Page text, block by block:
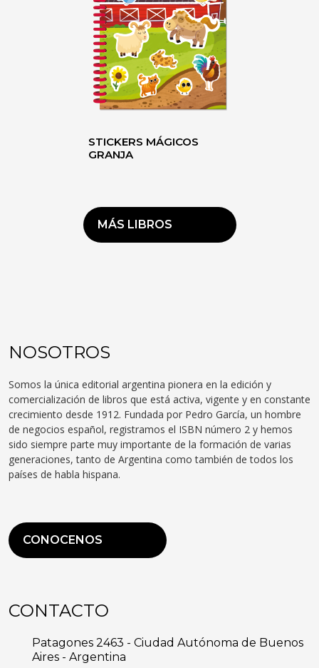
STICKERS MÁGICOS
GRANJA
MÁS LIBROS
NOSOTROS
Somos la única editorial argentina pionera en la edición y
comercialización de libros que está activa, vigente y en constante
crecimiento desde 1912. Fundada por Pedro García, un hombre
de negocios español, registramos el ISBN número 2 y hemos
sido siempre parte muy importante de la formación de varias
generaciones, tanto de Argentina como también de todos los
países de habla hispana.
CONOCENOS
CONTACTO
Patagones 2463 - Ciudad Autónoma de Buenos
Aires - Argentina